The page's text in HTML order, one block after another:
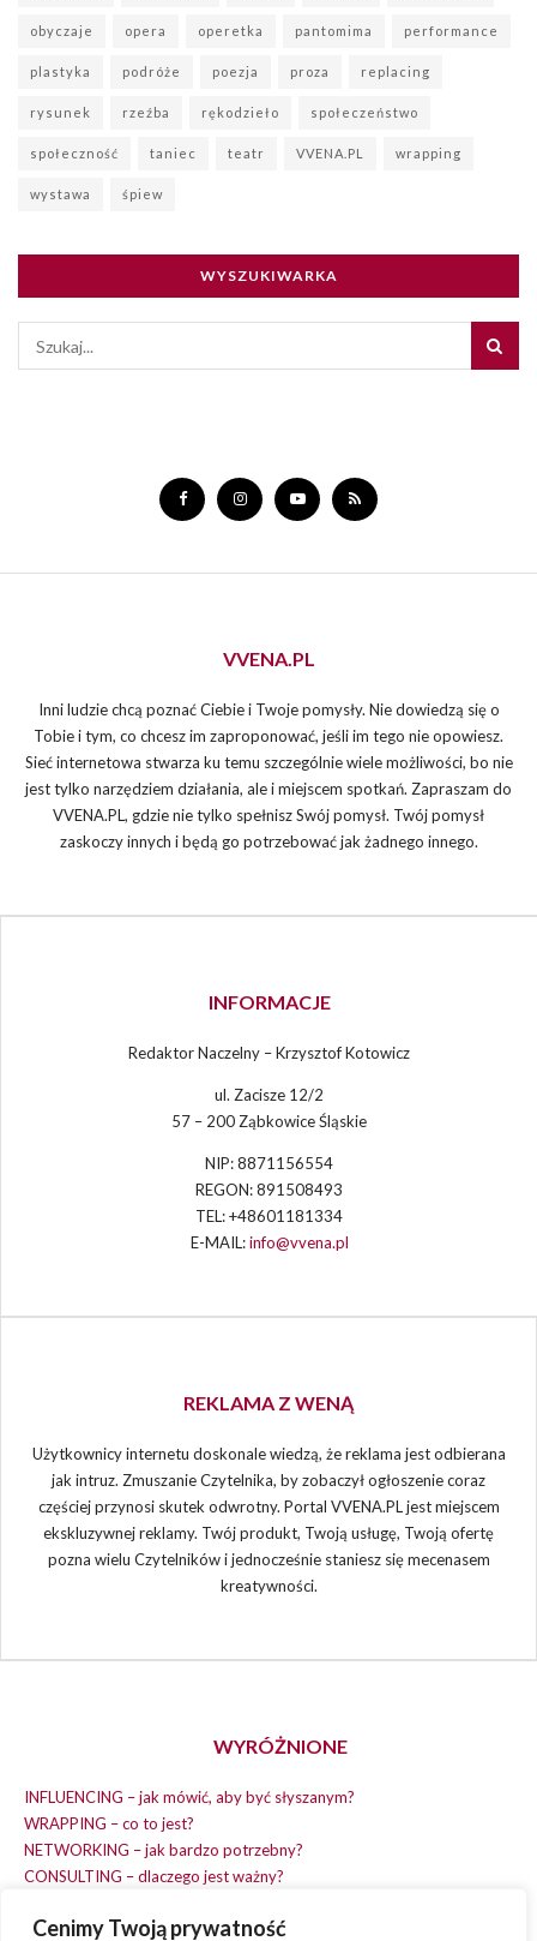
Cenimy Twoją prywatność
obyczaje opera operetka pantomima performance
plastyka podróże poezja proza replacing
rysunek rzeźba rękodzieło społeczeństwo
społeczność taniec teatr VVENA.PL wrapping
wystawa śpiew
WYSZUKIWARKA
VVENA.PL
Inni ludzie chcą poznać Ciebie i Twoje pomysły. Nie dowiedzą się o
Tobie i tym, co chcesz im zaproponować, jeśli im tego nie opowiesz.
Sieć internetowa stwarza ku temu szczególnie wiele możliwości, bo nie
jest tylko narzędziem działania, ale i miejscem spotkań. Zapraszam do
VVENA.PL, gdzie nie tylko spełnisz Swój pomysł. Twój pomysł
zaskoczy innych i będą go potrzebować jak żadnego innego.
INFORMACJE
Redaktor Naczelny – Krzysztof Kotowicz
ul. Zacisze 12/2
57 – 200 Ząbkowice Śląskie
NIP: 8871156554
REGON: 891508493
TEL: +48601181334
E-MAIL:info@vvena.pl
REKLAMA Z WENĄ
Użytkownicy internetu doskonale wiedzą, że reklama jest odbierana
jak intruz. Zmuszanie Czytelnika, by zobaczył ogłoszenie coraz
częściej przynosi skutek odwrotny. Portal VVENA.PL jest miejscem
ekskluzywnej reklamy. Twój produkt, Twoją usługę, Twoją ofertę
pozna wielu Czytelników i jednocześnie staniesz się mecenasem
kreatywności.
WYRÓŻNIONE
INFLUENCING – jak mówić, aby być słyszanym?
WRAPPING – co to jest?
NETWORKING – jak bardzo potrzebny?
CONSULTING – dlaczego jest ważny?
EARNING – jak zarobić na dobrym pomyśle?